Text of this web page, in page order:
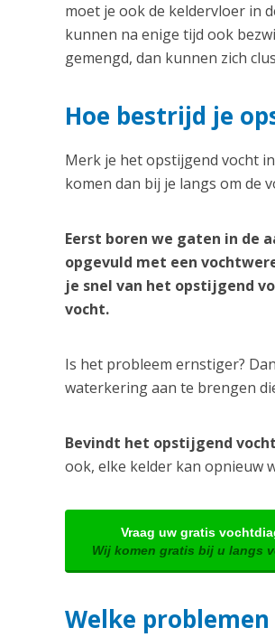
moet je ook de keldervloer in
kunnen na enige tijd ook
gemengd, dan kunnen zich
Hoe bestrijd je
Merk je het opstijgend vocht
komen dan bij je langs om de
Eerst boren we gaten in de
opgevuld met een
je snel van het opstijgend
vocht.
Is het probleem ernstiger?
waterkering aan te brengen
Bevindt het opstijgend
ook, elke kelder kan opnieuw
Vraag uw gratis
Wij komen gratis bij u langs
Welke